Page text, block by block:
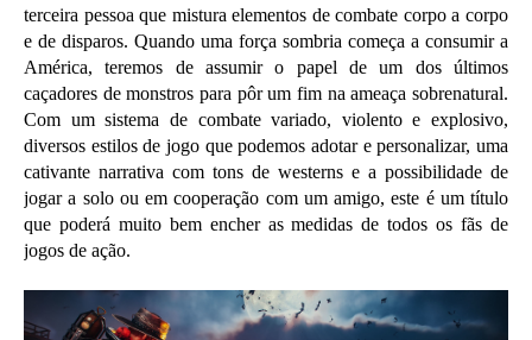
terceira pessoa que mistura elementos de combate corpo a corpo
e de disparos. Quando uma força sombria começa a consumir a
América, teremos de assumir o papel de um dos últimos
caçadores de monstros para pôr um fim na ameaça sobrenatural.
Com um sistema de combate variado, violento e explosivo,
diversos estilos de jogo que podemos adotar e personalizar, uma
cativante narrativa com tons de westerns e a possibilidade de
jogar a solo ou em cooperação com um amigo, este é um título
que poderá muito bem encher as medidas de todos os fãs de
jogos de ação.